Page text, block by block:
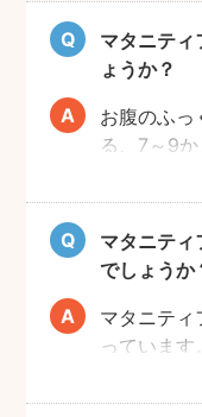
マタニティ
ょうか？
お腹のふっ
る、7～9か
赤ちゃん
ともありま
いただけれ
マタニティ
でしょうか
マタニティ
っていま
い」と考
また、マタ